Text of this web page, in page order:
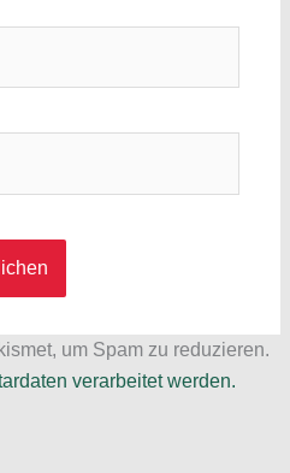
um Spam zu reduzieren.
verarbeitet werden.